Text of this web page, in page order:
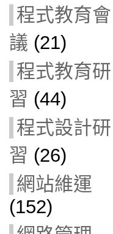
程式教育會
議 (21)
程式教育研
習 (44)
程式設計研
習 (26)
網站維運
(152)